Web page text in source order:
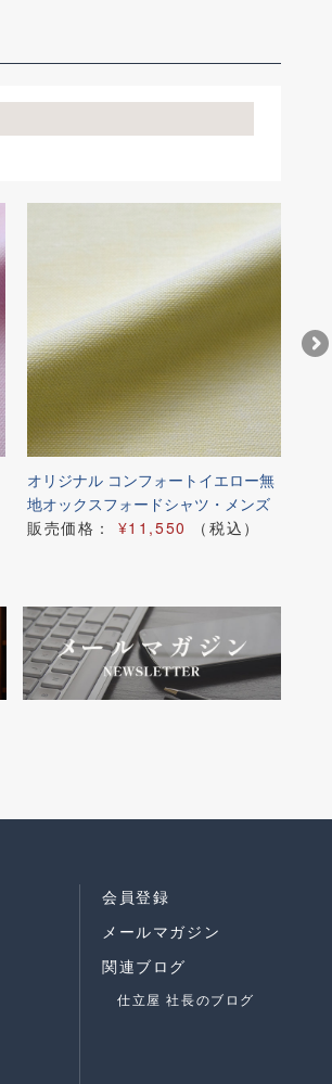
オリジナル コンフォートイエロー無
地オックスフォードシャツ・メンズ
販売価格： ¥11,550 （税込）
会員登録
メールマガジン
関連ブログ
仕立屋 社長のブログ